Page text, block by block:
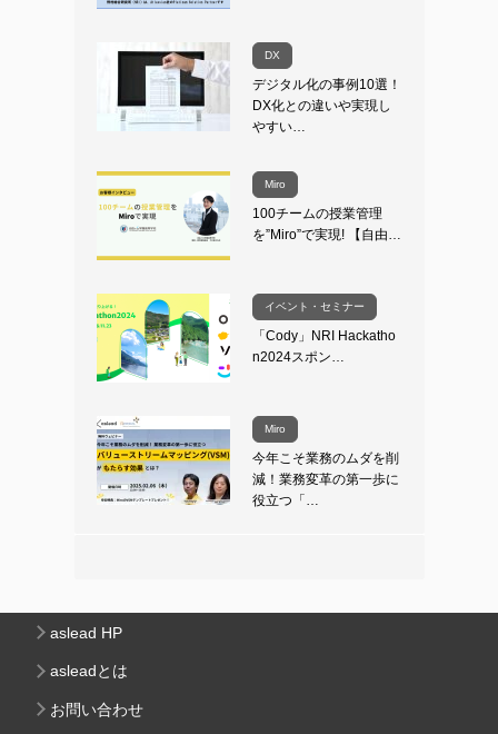
DX
デジタル化の事例10選！
DX化との違いや実現し
やすい…
Miro
100チームの授業管理
を”Miro”で実現! 【自由…
イベント・セミナー
「Cody」NRI Hackatho
n2024スポン…
Miro
今年こそ業務のムダを削
減！業務変革の第一歩に
役立つ「…
aslead HP
asleadとは
お問い合わせ